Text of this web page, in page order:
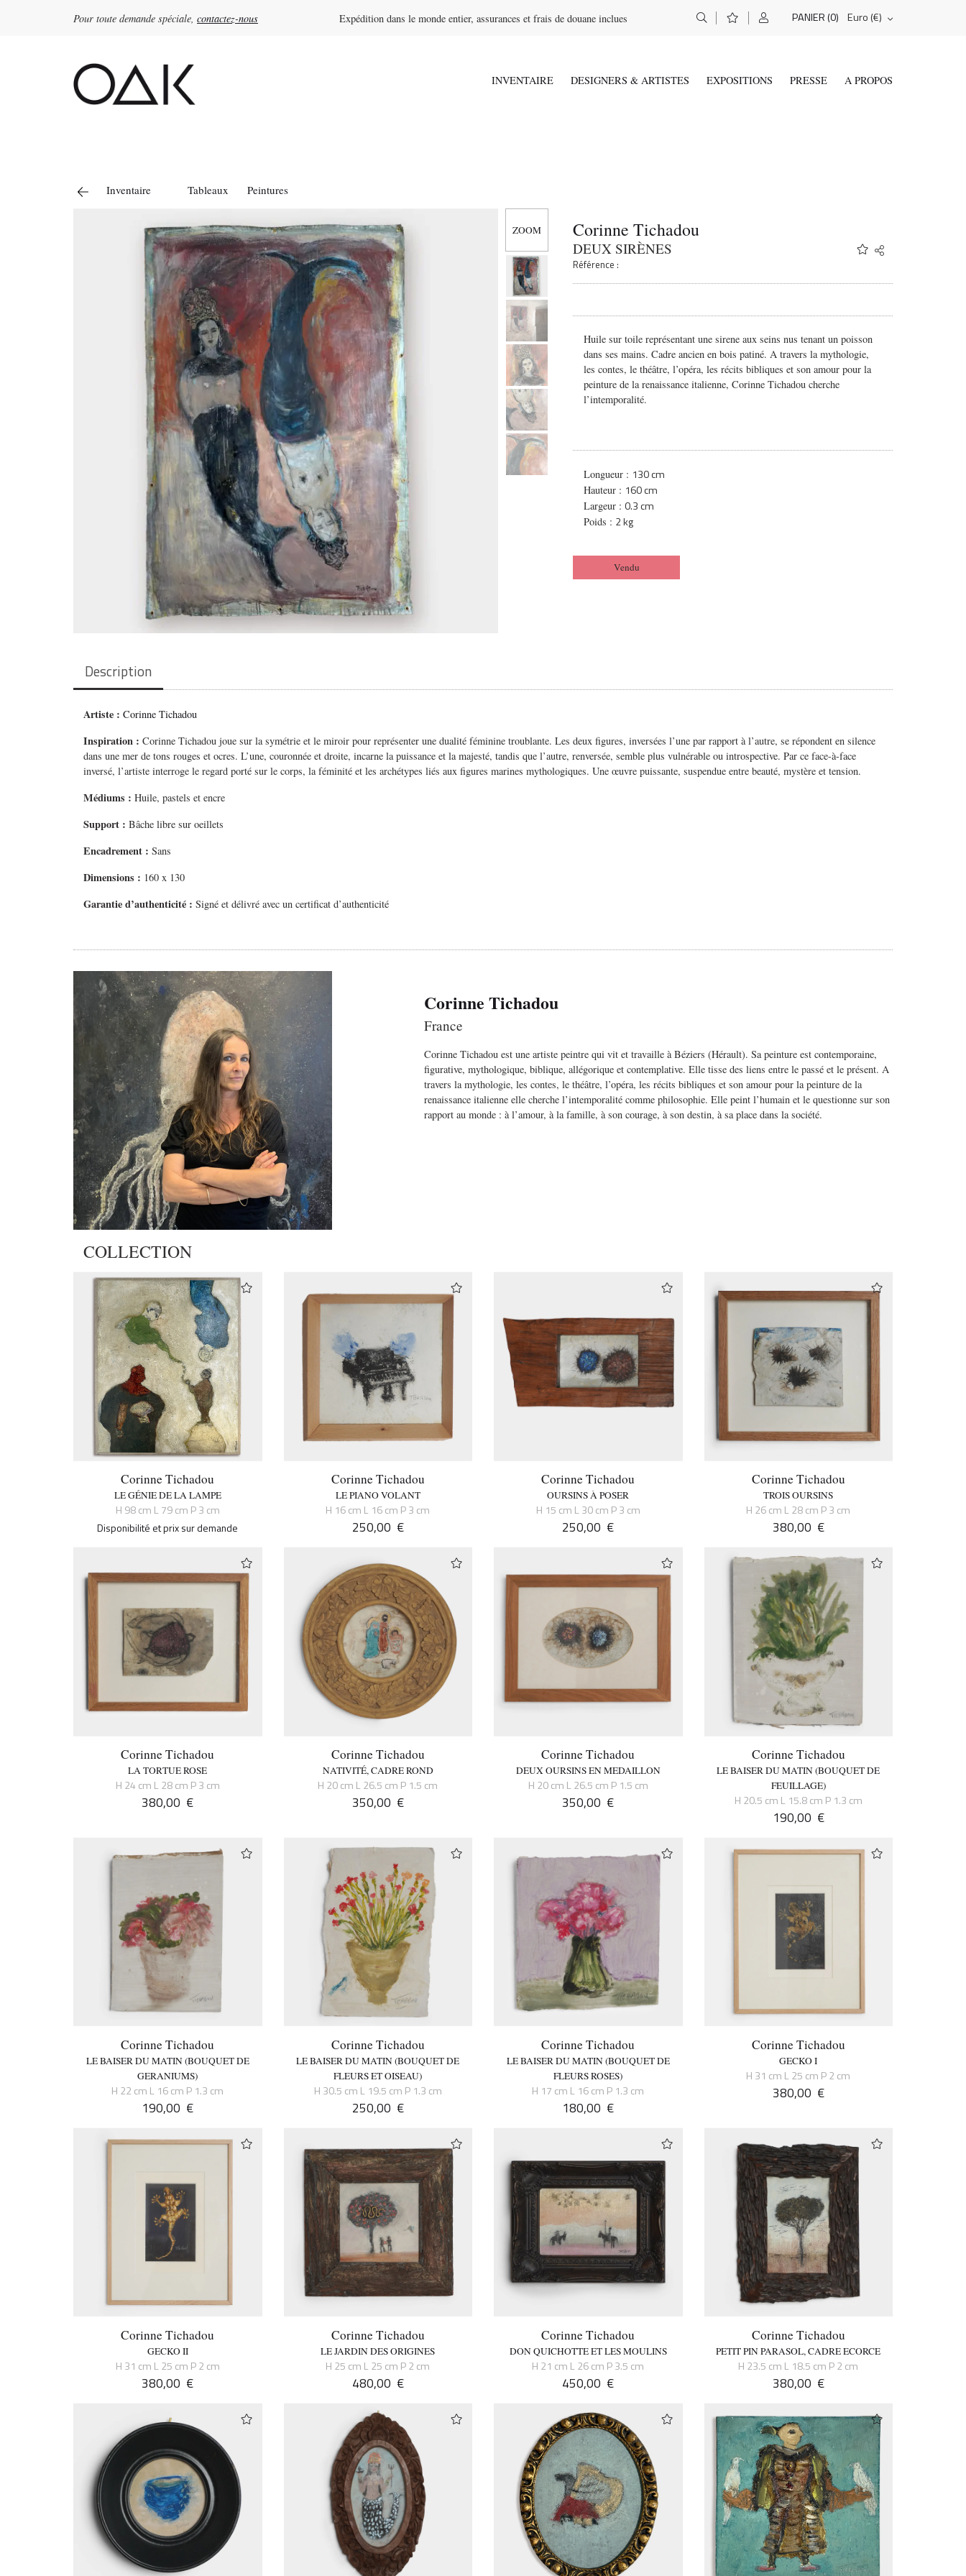
Pour toute demande spéciale, contactez-nous Expédition dans le monde entier, assurances et frais de douane inclues PANIER(0) Euro (€)
Rechercher :
INVENTAIRE DESIGNERS & ARTISTES EXPOSITIONS PRESSE A PROPOS
Inventaire Tableaux Peintures
Corinne Tichadou
DEUX SIRÈNES
Référence :
Share
Twitter
Huile sur toile représentant une sirene aux seins nus tenant un poisson
dans ses mains. Cadre ancien en bois patiné. A travers la mythologie,
les contes, le théâtre, l’opéra, les récits bibliques et son amour pour la
peinture de la renaissance italienne, Corinne Tichadou cherche
l’intemporalité.
Longueur : 130 cm
Hauteur : 160 cm
Largeur : 0.3 cm
Poids : 2 kg
Vendu
Description
Artiste :Corinne Tichadou
Inspiration :Corinne Tichadou joue sur la symétrie et le miroir pour représenter une dualité féminine troublante. Les deux figures, inversées l’une par rapport à l’autre, se répondent en silence
dans une mer de tons rouges et ocres. L’une, couronnée et droite, incarne la puissance et la majesté, tandis que l’autre, renversée, semble plus vulnérable ou introspective. Par ce face-à-face
inversé, l’artiste interroge le regard porté sur le corps, la féminité et les archétypes liés aux figures marines mythologiques. Une œuvre puissante, suspendue entre beauté, mystère et tension.
Médiums :Huile, pastels et encre
Support : Bâche libre sur oeillets
Encadrement : Sans
Dimensions : 160 x 130
Garantie d’authenticité : Signé et délivré avec un certificat d’authenticité
Corinne Tichadou
France
Corinne Tichadou est une artiste peintre qui vit et travaille à Béziers (Hérault). Sa peinture est contemporaine,
figurative, mythologique, biblique, allégorique et contemplative. Elle tisse des liens entre le passé et le présent. A
travers la mythologie, les contes, le théâtre, l’opéra, les récits bibliques et son amour pour la peinture de la
renaissance italienne elle cherche l’intemporalité comme philosophie. Elle peint l’humain et le questionne sur son
rapport au monde : à l’amour, à la famille, à son courage, à son destin, à sa place dans la société.
COLLECTION
Corinne Tichadou
LE GÉNIE DE LA LAMPE
H 98 cm L 79 cm P 3 cm
Disponibilité et prix sur demande
Corinne Tichadou
LE PIANO VOLANT
H 16 cm L 16 cm P 3 cm
250,00 €
Corinne Tichadou
OURSINS À POSER
H 15 cm L 30 cm P 3 cm
250,00 €
Corinne Tichadou
TROIS OURSINS
H 26 cm L 28 cm P 3 cm
380,00 €
Corinne Tichadou
LA TORTUE ROSE
H 24 cm L 28 cm P 3 cm
380,00 €
Corinne Tichadou
NATIVITÉ, CADRE ROND
H 20 cm L 26.5 cm P 1.5 cm
350,00 €
Corinne Tichadou
DEUX OURSINS EN MEDAILLON
H 20 cm L 26.5 cm P 1.5 cm
350,00 €
Corinne Tichadou
LE BAISER DU MATIN (BOUQUET DE
FEUILLAGE)
H 20.5 cm L 15.8 cm P 1.3 cm
190,00 €
Corinne Tichadou
LE BAISER DU MATIN (BOUQUET DE
GERANIUMS)
H 22 cm L 16 cm P 1.3 cm
190,00 €
Corinne Tichadou
LE BAISER DU MATIN (BOUQUET DE
FLEURS ET OISEAU)
H 30.5 cm L 19.5 cm P 1.3 cm
250,00 €
Corinne Tichadou
LE BAISER DU MATIN (BOUQUET DE
FLEURS ROSES)
H 17 cm L 16 cm P 1.3 cm
180,00 €
Corinne Tichadou
GECKO I
H 31 cm L 25 cm P 2 cm
380,00 €
Corinne Tichadou
GECKO II
H 31 cm L 25 cm P 2 cm
380,00 €
Corinne Tichadou
LE JARDIN DES ORIGINES
H 25 cm L 25 cm P 2 cm
480,00 €
Corinne Tichadou
DON QUICHOTTE ET LES MOULINS
H 21 cm L 26 cm P 3.5 cm
450,00 €
Corinne Tichadou
PETIT PIN PARASOL, CADRE ECORCE
H 23.5 cm L 18.5 cm P 2 cm
380,00 €